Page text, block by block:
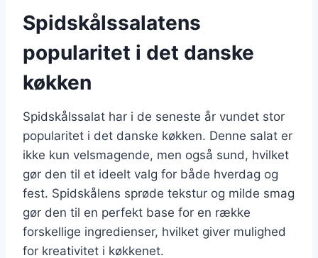
Spidskålssalatens
popularitet i det danske
køkken
Spidskålssalat har i de seneste år vundet stor
popularitet i det danske køkken. Denne salat er
ikke kun velsmagende, men også sund, hvilket
gør den til et ideelt valg for både hverdag og
fest. Spidskålens sprøde tekstur og milde smag
gør den til en perfekt base for en række
forskellige ingredienser, hvilket giver mulighed
for kreativitet i køkkenet.